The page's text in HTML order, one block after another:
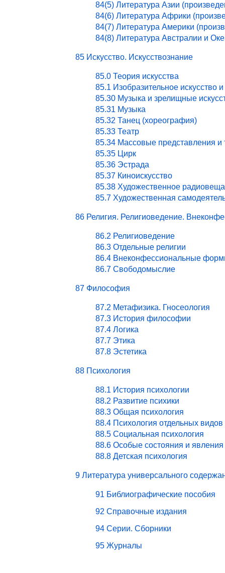
84(5) Литература Азии
84(6) Литература Африки
84(7) Литература Америки
84(8) Литература Австралии и
85 Искусство. Искусствознание
85.0 Теория искусства
85.1 Изобразительное искусство и
85.30 Музыка и зрелищные
85.31 Музыка
85.32 Танец (хореография)
85.33 Театр
85.34 Массовые представления и
85.35 Цирк
85.36 Эстрада
85.37 Киноискусство
85.38 Художественное
85.7 Художественная
86 Религия. Религиоведение.
86.2 Религиоведение
86.3 Отдельные религии
86.4 Внеконфессиональные
86.7 Свободомыслие
87 Философия
87.2 Метафизика. Гносеология
87.3 История философии
87.4 Логика
87.7 Этика
87.8 Эстетика
88 Психология
88.1 История психологии
88.2 Развитие психики
88.3 Общая психология
88.4 Психология отдельных
88.5 Социальная психология
88.6 Особые состояния и явления
88.8 Детская психология
9 Литература универсального
91 Библиографические пособия
92 Справочные издания
94 Серии. Сборники
95 Журналы